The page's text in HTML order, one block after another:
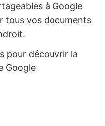
à Google
tous vos documents
pour découvrir la
Google